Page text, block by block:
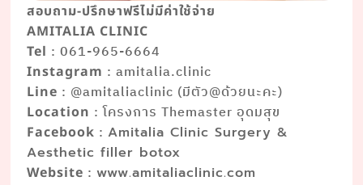
สอบถาม-ปรึกษาฟรีไม่มีค่าใช้จ่าย
AMITALIA CLINIC
Tel : 061-965-6664
Instagram : amitalia.clinic
Line : @amitaliaclinic (มีตัว@ด้วยนะคะ)
Location : โครงการ Themaster อุดมสุข
Facebook :Amitalia Clinic Surgery &
Aesthetic filler botox
Website :www.amitaliaclinic.com